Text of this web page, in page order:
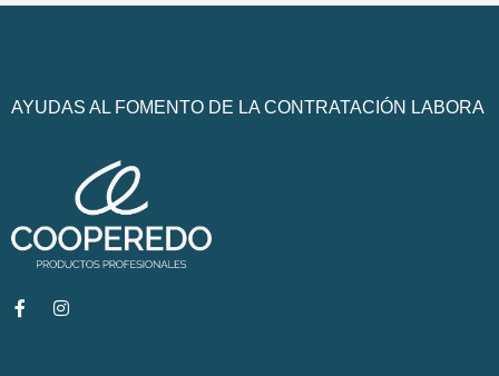
AYUDAS AL FOMENTO DE LA CONTRATACIÓN LABORA